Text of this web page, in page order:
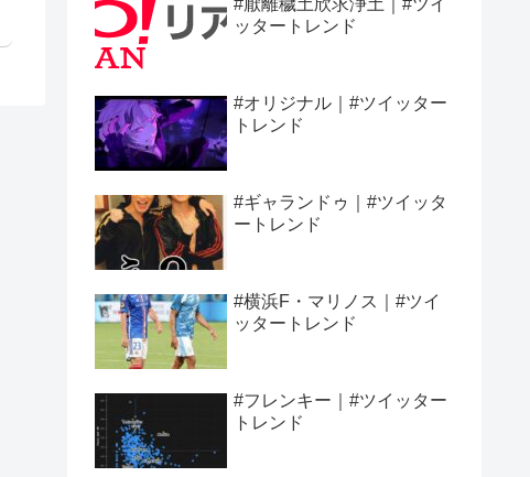
#厭離穢土欣求浄土｜#ツイ
ッタートレンド
#オリジナル｜#ツイッター
トレンド
#ギャランドゥ｜#ツイッタ
ートレンド
#横浜F・マリノス｜#ツイ
ッタートレンド
#フレンキー｜#ツイッター
トレンド